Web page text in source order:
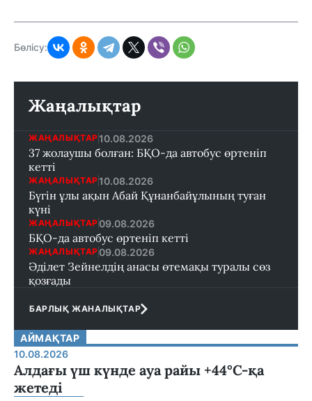
Бөлісу:
Жаңалықтар
ЖАҢАЛЫҚТАР10.08.2026
37 жолаушы болған: БҚО-да автобус өртеніп
кетті
ЖАҢАЛЫҚТАР10.08.2026
Бүгін ұлы ақын Абай Құнанбайұлының туған
күні
ЖАҢАЛЫҚТАР 09.08.2026
БҚО-да автобус өртеніп кетті
ЖАҢАЛЫҚТАР 09.08.2026
Әділет Зейнелдің анасы өтемақы туралы сөз
қозғады
БАРЛЫҚ ЖАНАЛЫҚТАР
АЙМАҚТАР
10.08.2026
Алдағы үш күнде ауа райы +44°С-қа
жетеді